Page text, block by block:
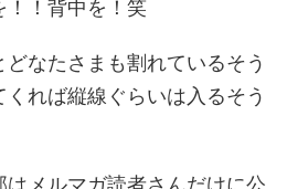
！！背中を！笑
なたさまも割れているそう
れば縦線ぐらいは入るそう
メルマガ読者さんだけに公